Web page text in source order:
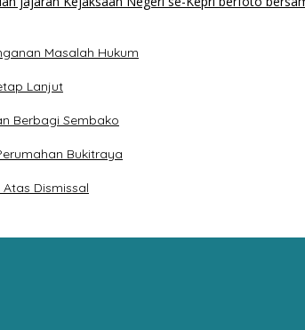
Masalah Hukum
Lanjut
Berbagi Sembako
Bukitraya
Dismissal